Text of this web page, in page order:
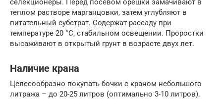
селекционеры. Перед посевом орешки замачивают в
теплом растворе марганцовки, затем углубляют в
питательный субстрат. Содержат рассаду при
температуре 20 °С, стабильном освещении. Проростки
высаживают в открытый грунт в возрасте двух лет.
Наличие крана
Целесообразно покупать бочки с краном небольшого
литража – до 20-25 литров (оптимально 3-10 литров).